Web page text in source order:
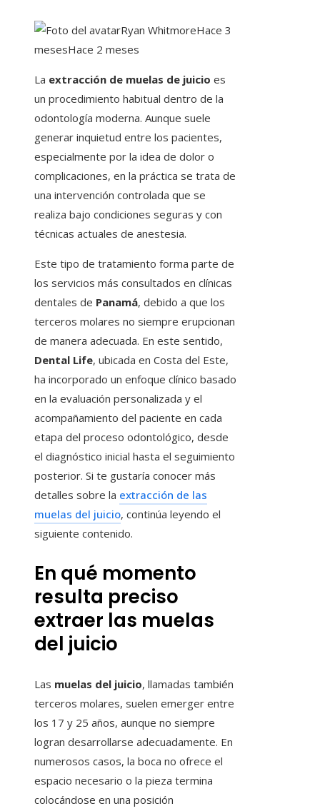
Ryan WhitmoreHace 3
mesesHace 2 meses
La extracción de muelas de juicio es
un procedimiento habitual dentro de la
odontología moderna. Aunque suele
generar inquietud entre los pacientes,
especialmente por la idea de dolor o
complicaciones, en la práctica se trata de
una intervención controlada que se
realiza bajo condiciones seguras y con
técnicas actuales de anestesia.
Este tipo de tratamiento forma parte de
los servicios más consultados en clínicas
dentales de Panamá, debido a que los
terceros molares no siempre erupcionan
de manera adecuada. En este sentido,
Dental Life, ubicada en Costa del Este,
ha incorporado un enfoque clínico basado
en la evaluación personalizada y el
acompañamiento del paciente en cada
etapa del proceso odontológico, desde
el diagnóstico inicial hasta el seguimiento
posterior. Si te gustaría conocer más
detalles sobre la extracción de las
muelas del juicio, continúa leyendo el
siguiente contenido.
En qué momento
resulta preciso
extraer las muelas
del juicio
Las muelas del juicio, llamadas también
terceros molares, suelen emerger entre
los 17 y 25 años, aunque no siempre
logran desarrollarse adecuadamente. En
numerosos casos, la boca no ofrece el
espacio necesario o la pieza termina
colocándose en una posición